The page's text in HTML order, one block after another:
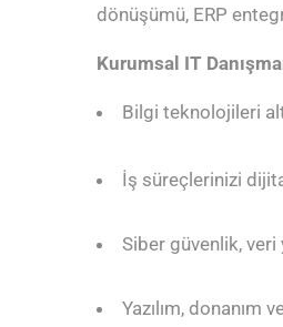
dönüşümü, ERP
Kurumsal IT
Bilgi teknolojileri
İş süreçlerinizi
Siber güvenlik,
Yazılım, donanım